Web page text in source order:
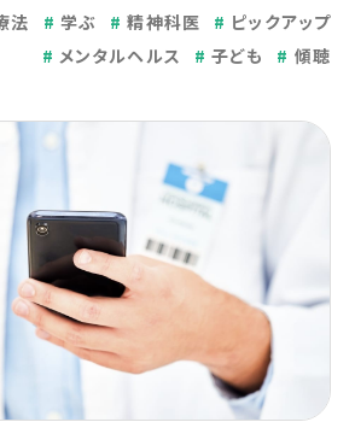
法 学ぶ 精神科医
ピックアップ
メンタルヘルス
子ども 傾聴